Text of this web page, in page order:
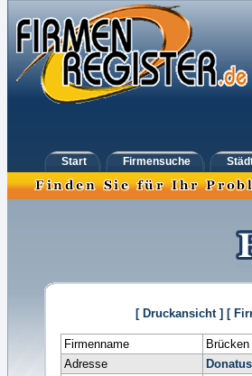
Start Firmensuche
[ Druckansicht ] [
Firmenname
Adresse